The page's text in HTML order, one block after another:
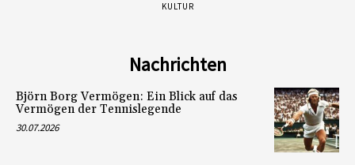
KULTUR
Nachrichten
Björn Borg Vermögen: Ein Blick auf das
Vermögen der Tennislegende
30.07.2026